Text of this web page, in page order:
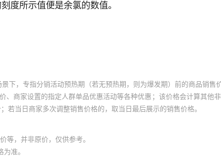
下，专指分销活动预热期（若无预热期，则为爆发期）前的商品销售
商家设置的指定人群单品优惠活动等各种优惠；该价格会计算其他
当日商家多次调整销售价格的，取当日最后展示的销售价格。
等，并非原价，仅供参考。
准。